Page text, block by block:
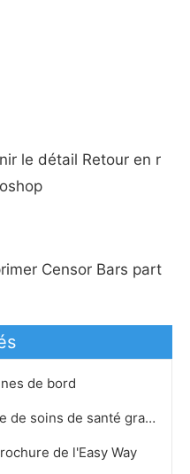
le détail Retour en r
Censor Bars part
de bord
Comment faire une brochure de soins de santé gratuitement
de l'Easy Way